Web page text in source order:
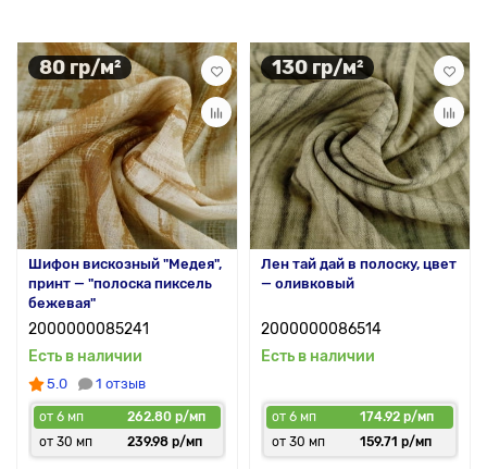
80 гр/м²
Шифон вискозный "Медея",
принт — "полоска пиксель
бежевая"
2000000085241
Есть в наличии
5.0 1 отзыв
от 6 мп
262.80 р/мп
от 30 мп
239.98 р/мп
130 гр/м²
Лен тай дай в полоску, цвет
— оливковый
2000000086514
Есть в наличии
от 6 мп
174.92 р/мп
от 30 мп
159.71 р/мп